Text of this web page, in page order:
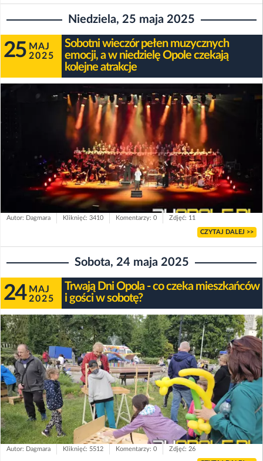
Niedziela, 25 maja 2025
25 MAJ
2025
Sobotni wieczór pełen muzycznych
emocji, a w niedzielę Opole czekają
kolejne atrakcje
Autor: Dagmara Kliknięć: 3410 Komentarzy: 0 Zdjęć: 11
CZYTAJ DALEJ >>
Sobota, 24 maja 2025
24 MAJ
2025
Trwają Dni Opola - co czeka mieszkańców
i gości w sobotę?
Autor: Dagmara Kliknięć: 5512 Komentarzy: 0 Zdjęć: 26